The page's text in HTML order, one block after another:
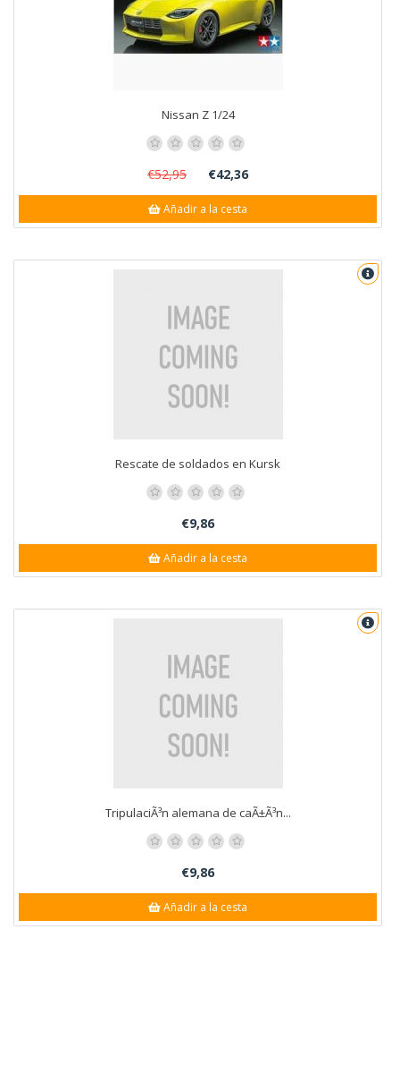
Nissan Z 1/24
€52,95 €42,36
Añadir a la cesta
Rescate de soldados en Kursk
€9,86
Añadir a la cesta
TripulaciÃ³n alemana de caÃ±Ã³n...
€9,86
Añadir a la cesta